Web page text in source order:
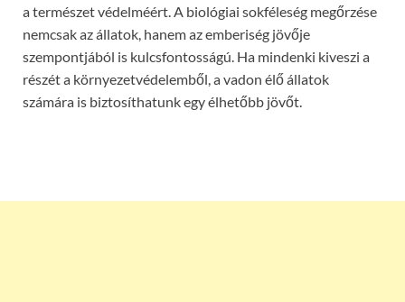
a természet védelméért. A biológiai sokféleség megőrzése
nemcsak az állatok, hanem az emberiség jövője
szempontjából is kulcsfontosságú. Ha mindenki kiveszi a
részét a környezetvédelemből, a vadon élő állatok
számára is biztosíthatunk egy élhetőbb jövőt.